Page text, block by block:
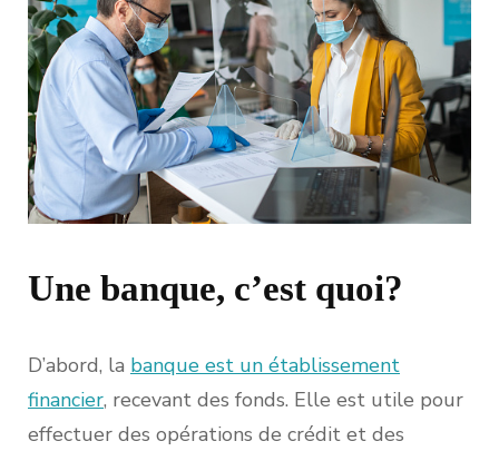
Une banque, c’est quoi?
D’abord, la banque est un établissement
financier, recevant des fonds. Elle est utile pour
effectuer des opérations de crédit et des